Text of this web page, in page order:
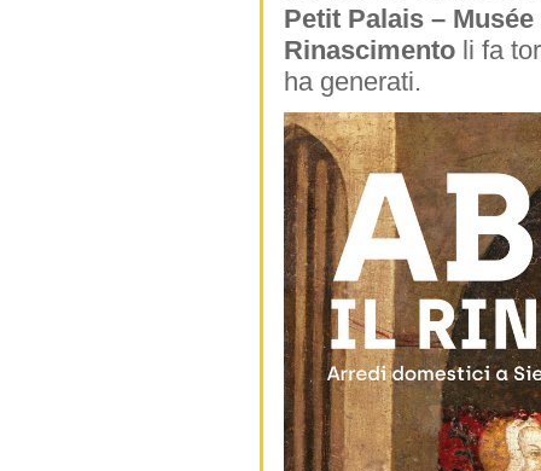
Petit Palais –
Rinascimento li fa
ha generati.